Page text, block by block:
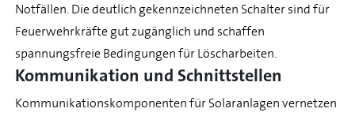
Notfällen. Die deutlich gekennzeichneten Schalter sind für
Feuerwehrkräfte gut zugänglich und schaffen
spannungsfreie Bedingungen für Löscharbeiten.
Kommunikation und Schnittstellen
Kommunikationskomponenten für Solaranlagen vernetzen